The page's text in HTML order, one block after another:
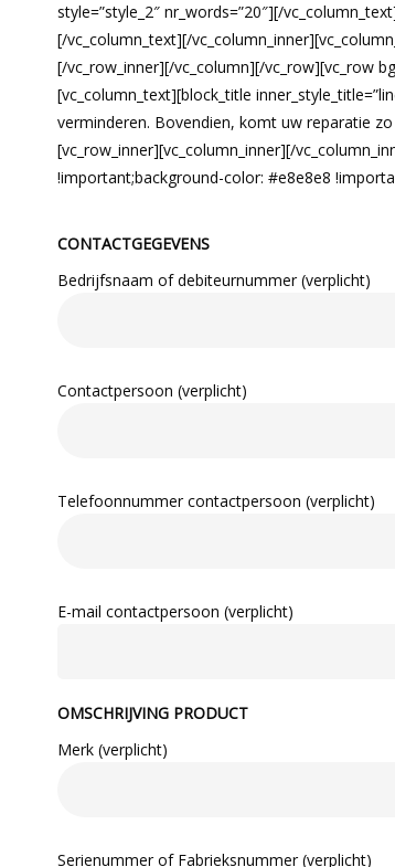
style=”style_2″ nr_words=”20″][/
[/vc_column_text][/
[/vc_row_inner][/vc_column][/vc_row][vc_row
[vc_column_text][block_title
verminderen. Bovendien, komt uw reparatie
[vc_row_inner][vc_column_inner][/
!important;background-color: #e8e8e8
CONTACTGEGEVENS
Bedrijfsnaam of debiteurnummer (verplicht)
Contactpersoon (verplicht)
Telefoonnummer contactpersoon (verplicht)
E-mail contactpersoon (verplicht)
OMSCHRIJVING PRODUCT
Merk (verplicht)
Serienummer of Fabrieksnummer (verplicht)